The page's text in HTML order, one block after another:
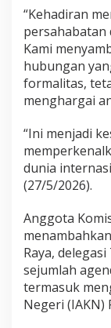
“Kehadiran
persahabatan
Kami
hubungan
formalitas,
menghargai
“Ini menjadi
dunia
(27/5/2026).
Anggota
Raya,
sejumlah
termasuk
Negeri (IAKN)